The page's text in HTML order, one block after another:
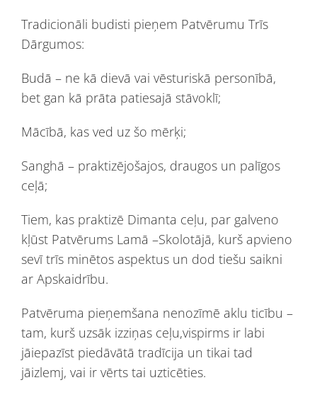
Tradicionāli budisti pieņem Patvērumu Trīs
Dārgumos:
Budā – ne kā dievā vai vēsturiskā personībā,
bet gan kā prāta patiesajā stāvoklī;
Mācībā, kas ved uz šo mērķi;
Sanghā – praktizējošajos, draugos un palīgos
ceļā;
Tiem, kas praktizē Dimanta ceļu, par galveno
kļūst Patvērums Lamā –Skolotājā, kurš apvieno
sevī trīs minētos aspektus un dod tiešu saikni
ar Apskaidrību.
Patvēruma pieņemšana nenozīmē aklu ticību –
tam, kurš uzsāk izziņas ceļu,vispirms ir labi
jāiepazīst piedāvātā tradīcija un tikai tad
jāizlemj, vai ir vērts tai uzticēties.